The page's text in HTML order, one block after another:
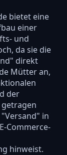
bietet eine
einer
und
da sie die
direkt
Mütter an,
der
in
Commerce-
hinweist.